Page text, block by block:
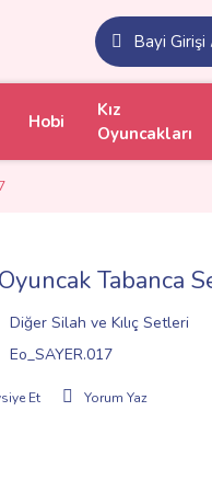
Bayi Girişi
Hobi
Kız
Oyuncakları
Tabanca
Diğer Silah ve Kılıç Setleri
Eo_SAYER.017
Et Yorum Yaz